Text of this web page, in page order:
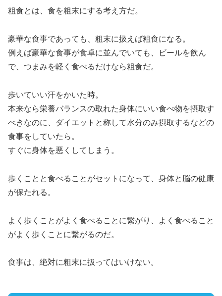
粗食とは、食を粗末にする考え方だ。
豪華な食事であっても、粗末に扱えば粗食になる。
例えば豪華な食事が食卓に並んでいても、ビールを飲ん
で、つまみを軽く食べるだけなら粗食だ。
歩いていい汗をかいた時。
本来なら栄養バランスの取れた身体にいい食べ物を摂取す
べきなのに、ダイエットと称して水分のみ摂取するなどの
食事をしていたら。
すぐに身体を悪くしてしまう。
歩くことと食べることがセットになって、身体と脳の健康
が保たれる。
よく歩くことがよく食べることに繋がり、よく食べること
がよく歩くことに繋がるのだ。
食事は、絶対に粗末に扱ってはいけない。